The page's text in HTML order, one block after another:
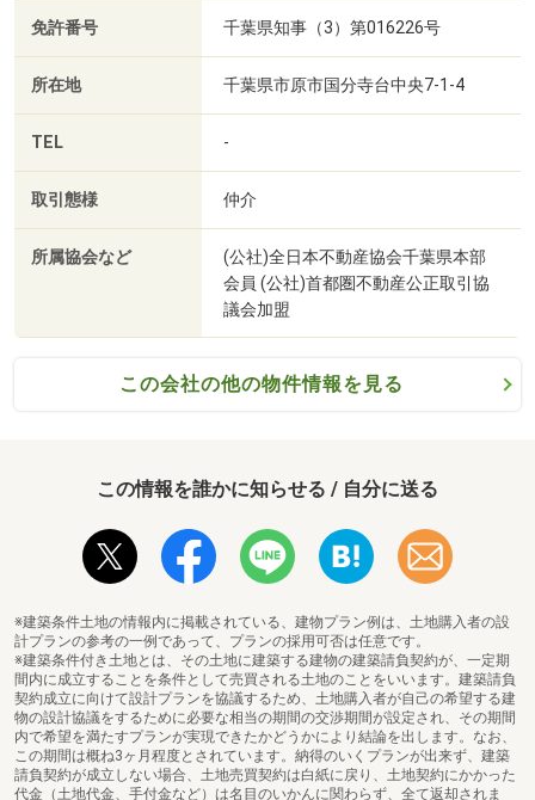
ッフまでご相談下さい。
◆現在、物件買取も積極的に行っております。
【他社でお見積りしたが思ったような金額が付かない...】
にご相談いただければ全力でサポート致します。
お客様の【一生に一度の買い物】を弊社にてお手伝いをさ
せていただけるよう、スタッフ一同心よりお待ちしており
免許番号 千葉県知事（3）第016226号
所在地 千葉県市原市国分寺台中央7-1-4
TEL -
取引態様 仲介
所属協会など
(公社)全日本不動産協会千葉県本部
会員 (公社)首都圏不動産公正取引協
議会加盟
この会社の他の物件情報を見る
この情報を誰かに知らせる / 自分に送る
※建築条件土地の情報内に掲載されている、建物プラン例は、土地購入者の設
計プランの参考の一例であって、プランの採用可否は任意です。
※建築条件付き土地とは、その土地に建築する建物の建築請負契約が、一定期
間内に成立することを条件として売買される土地のことをいいます。建築請負
契約成立に向けて設計プランを協議するため、土地購入者が自己の希望する建
物の設計協議をするために必要な相当の期間の交渉期間が設定され、その期間
内で希望を満たすプランが実現できたかどうかにより結論を出します。なお、
この期間は概ね3ヶ月程度とされています。納得のいくプランが出来ず、建築
請負契約が成立しない場合、土地売買契約は白紙に戻り、土地契約にかかった
代金（土地代金、手付金など）は名目のいかんに関わらず、全て返却されま